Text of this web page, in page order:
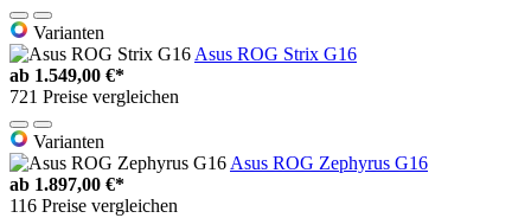
Varianten
Asus ROG Strix G16
ab 1.549,00 €*
721 Preise vergleichen
Varianten
Asus ROG Zephyrus G16
ab 1.897,00 €*
116 Preise vergleichen